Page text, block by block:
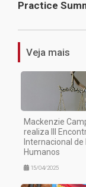
Practice
Veja mais
Mackenzie
realiza III
Internacional de
Humanos
15/04/2025